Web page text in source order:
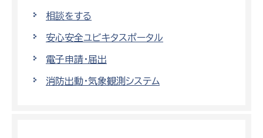
相談をする
安心安全ユビキタスポータル
電子申請・届出
消防出動・気象観測システム